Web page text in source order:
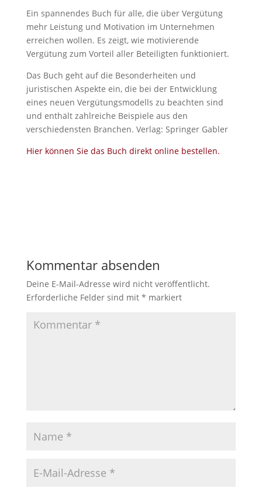
Ein spannendes Buch für alle, die über Vergütung
mehr Leistung und Motivation im Unternehmen
erreichen wollen. Es zeigt, wie motivierende
Vergütung zum Vorteil aller Beteiligten funktioniert.
Das Buch geht auf die Besonderheiten und
juristischen Aspekte ein, die bei der Entwicklung
eines neuen Vergütungsmodells zu beachten sind
und enthält zahlreiche Beispiele aus den
verschiedensten Branchen. Verlag: Springer Gabler
Hier können Sie das Buch direkt online bestellen.
Kommentar absenden
Deine E-Mail-Adresse wird nicht veröffentlicht.
Erforderliche Felder sind mit * markiert